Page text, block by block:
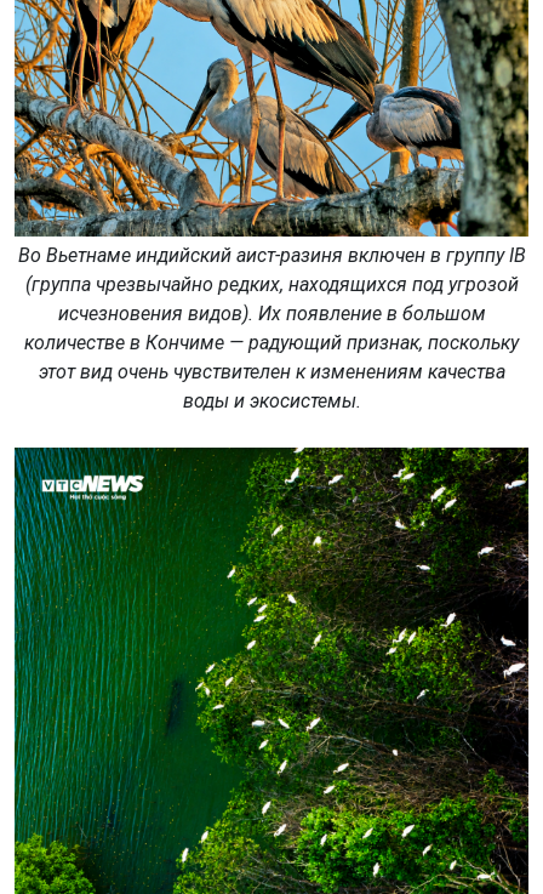
Во Вьетнаме индийский аист-разиня включен в группу IB
(группа чрезвычайно редких, находящихся под угрозой
исчезновения видов). Их появление в большом
количестве в Кончиме — радующий признак, поскольку
этот вид очень чувствителен к изменениям качества
воды и экосистемы.